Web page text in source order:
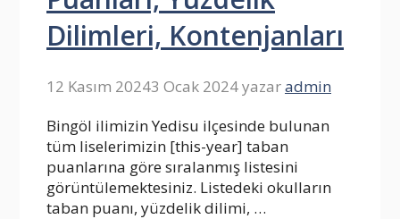
Dilimleri, Kontenjanları
12 Kasım 20243 Ocak 2024yazaradmin
Bingöl ilimizin Yedisu ilçesinde bulunan
tüm liselerimizin [this-year] taban
puanlarına göre sıralanmış listesini
görüntülemektesiniz. Listedeki okulların
taban puanı, yüzdelik dilimi, …